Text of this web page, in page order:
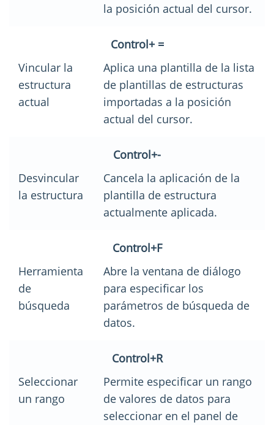
la posición actual del cursor.
Control+ =
Vincular la
estructura
actual
Aplica una plantilla de la lista
de plantillas de estructuras
importadas a la posición
actual del cursor.
Control+-
Desvincular
la estructura
Cancela la aplicación de la
plantilla de estructura
actualmente aplicada.
Control+F
Herramienta
de
búsqueda
Abre la ventana de diálogo
para especificar los
parámetros de búsqueda de
datos.
Control+R
Seleccionar
un rango
Permite especificar un rango
de valores de datos para
seleccionar en el panel de